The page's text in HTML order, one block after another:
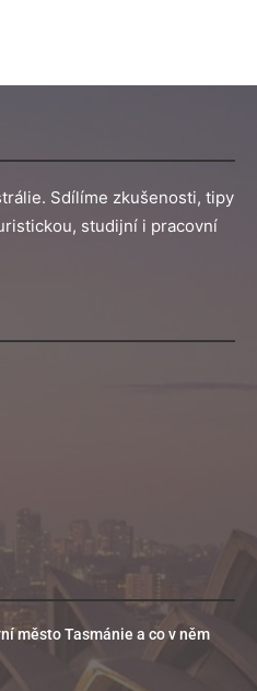
Sdílíme zkušenosti, tipy
studijní i pracovní
město Tasmánie a co v něm